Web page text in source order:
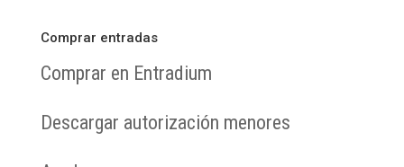
Comprar entradas
Comprar en Entradium
Descargar autorización menores